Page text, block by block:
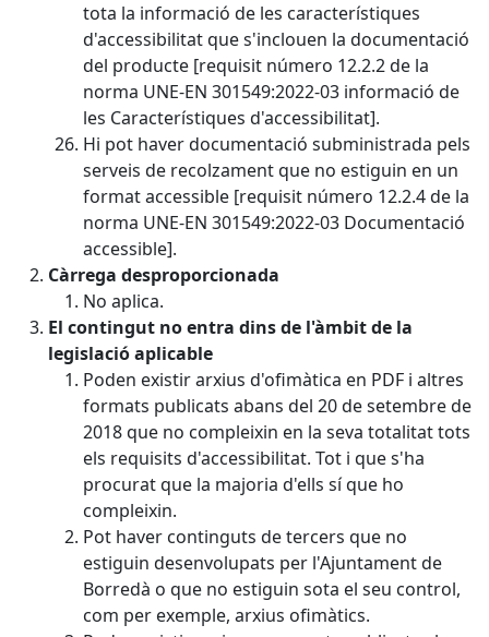
tota la informació de les característiques
d'accessibilitat que s'inclouen la documentació
del producte [requisit número 12.2.2 de la
norma UNE-EN 301549:2022-03 informació de
les Característiques d'accessibilitat].
Hi pot haver documentació subministrada pels
serveis de recolzament que no estiguin en un
format accessible [requisit número 12.2.4 de la
norma UNE-EN 301549:2022-03 Documentació
accessible].
Càrrega desproporcionada
No aplica.
El contingut no entra dins de l'àmbit de la
legislació aplicable
Poden existir arxius d'ofimàtica en PDF i altres
formats publicats abans del 20 de setembre de
2018 que no compleixin en la seva totalitat tots
els requisits d'accessibilitat. Tot i que s'ha
procurat que la majoria d'ells sí que ho
compleixin.
Pot haver continguts de tercers que no
estiguin desenvolupats per l'Ajuntament de
Borredà o que no estiguin sota el seu control,
com per exemple, arxius ofimàtics.